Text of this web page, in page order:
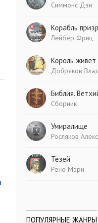
Симмонс Дэн
Корабль
Лейбер Фриц
Король
Добряков
Библия.
Сборник
Умиралище
Росляков
Тезей
Рено Мэри
ПОПУЛЯРНЫЕ ЖАНРЫ